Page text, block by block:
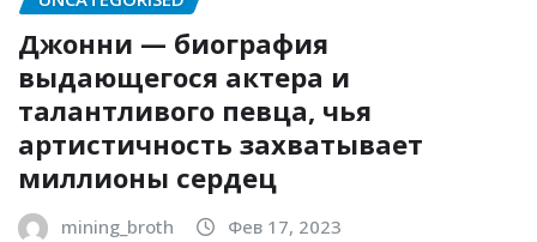
Джонни — биография
выдающегося актера и
талантливого певца, чья
артистичность захватывает
миллионы сердец
mining_broth Фев 17, 2023